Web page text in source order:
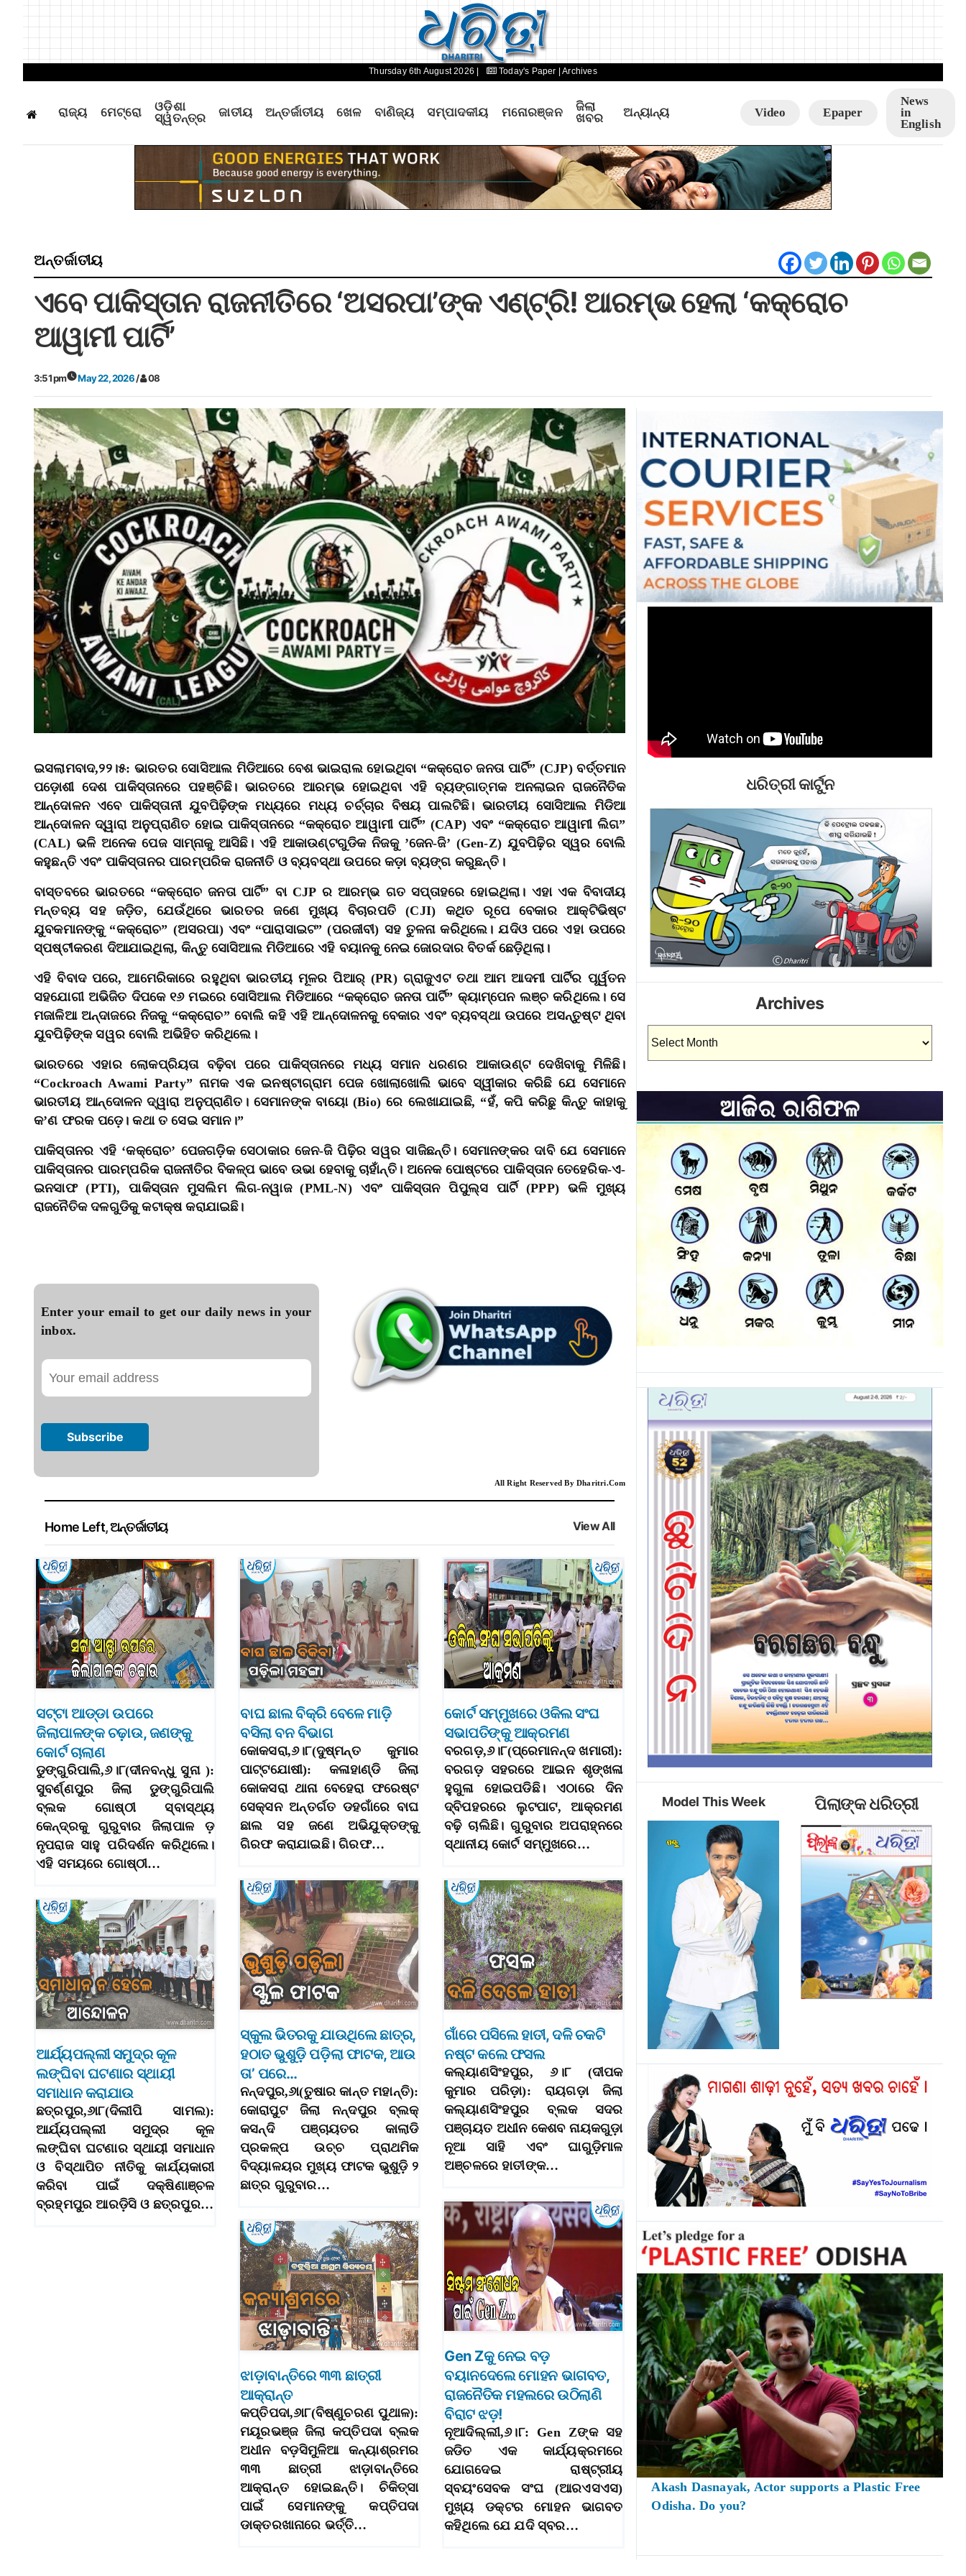
Thursday 6th August 2026 | Today's Paper | Archives
ରାଜ୍ୟ ମେଟ୍ରୋ
ଓଡ଼ିଶା
ସ୍ୱତନ୍ତ୍ର
ଜାତୀୟ ଅନ୍ତର୍ଜାତୀୟ ଖେଳ ବାଣିଜ୍ୟ ସମ୍ପାଦକୀୟ ମନୋରଞ୍ଜନ
ଜିଲା
ଖବର
ଅନ୍ୟାନ୍ୟ Video Epaper
News
in
English
ଅନ୍ତର୍ଜାତୀୟ
ଏବେ ପାକିସ୍ତାନ ରାଜନୀତିରେ ‘ଅସରପା’ଙ୍କ ଏଣ୍ଟ୍ରି! ଆରମ୍ଭ ହେଲା ‘କକ୍ରୋଚ
ଆୱାମୀ ପାର୍ଟି’
3:51 pm May 22, 2026/ 08
ଇସଲାମବାଦ,୨୨।୫: ଭାରତର ସୋସିଆଲ ମିଡିଆରେ ବେଶ ଭାଇରାଲ ହୋଇଥିବା “କକ୍ରୋଚ ଜନତା ପାର୍ଟି” (CJP) ବର୍ତ୍ତମାନ
ପଡ଼ୋଶୀ ଦେଶ ପାକିସ୍ତାନରେ ପହଞ୍ଚିଛି। ଭାରତରେ ଆରମ୍ଭ ହୋଇଥିବା ଏହି ବ୍ୟଙ୍ଗାତ୍ମକ ଅନଲାଇନ ରାଜନୈତିକ
ଆନ୍ଦୋଳନ ଏବେ ପାକିସ୍ତାନୀ ଯୁବପିଢ଼ିଙ୍କ ମଧ୍ୟରେ ମଧ୍ୟ ଚର୍ଚ୍ଚାର ବିଷୟ ପାଲଟିଛି। ଭାରତୀୟ ସୋସିଆଲ ମିଡିଆ
ଆନ୍ଦୋଳନ ଦ୍ୱାରା ଅନୁପ୍ରାଣିତ ହୋଇ ପାକିସ୍ତାନରେ “କକ୍ରୋଚ ଆୱାମୀ ପାର୍ଟି” (CAP) ଏବଂ “କକ୍ରୋଚ ଆୱାମୀ ଲିଗ”
(CAL) ଭଳି ଅନେକ ପେଜ ସାମ୍ନାକୁ ଆସିଛି। ଏହି ଆକାଉଣ୍ଟଗୁଡିକ ନିଜକୁ ’ଜେନ-ଜି’ (Gen-Z) ଯୁବପିଢ଼ିର ସ୍ୱର ବୋଲି
କହୁଛନ୍ତି ଏବଂ ପାକିସ୍ତାନର ପାରମ୍ପରିକ ରାଜନୀତି ଓ ବ୍ୟବସ୍ଥା ଉପରେ କଡ଼ା ବ୍ୟଙ୍ଗ କରୁଛନ୍ତି।
ବାସ୍ତବରେ ଭାରତରେ “କକ୍ରୋଚ ଜନତା ପାର୍ଟି” ବା CJP ର ଆରମ୍ଭ ଗତ ସପ୍ତାହରେ ହୋଇଥିଲା। ଏହା ଏକ ବିବାଦୀୟ
ମନ୍ତବ୍ୟ ସହ ଜଡ଼ିତ, ଯେଉଁଥିରେ ଭାରତର ଜଣେ ମୁଖ୍ୟ ବିଚାରପତି (CJI) କଥିତ ରୂପେ ବେକାର ଆକ୍ଟିଭିଷ୍ଟ
ଯୁବକମାନଙ୍କୁ “କକ୍ରୋଚ” (ଅସରପା) ଏବଂ “ପାରାସାଇଟ” (ପରଜୀବୀ) ସହ ତୁଳନା କରିଥିଲେ। ଯଦିଓ ପରେ ଏହା ଉପରେ
ସ୍ପଷ୍ଟୀକରଣ ଦିଆଯାଇଥିଲା, କିନ୍ତୁ ସୋସିଆଲ ମିଡିଆରେ ଏହି ବୟାନକୁ ନେଇ ଜୋରଦାର ବିତର୍କ ଛେଡ଼ିଥିଲା।
ଏହି ବିବାଦ ପରେ, ଆମେରିକାରେ ରହୁଥିବା ଭାରତୀୟ ମୂଳର ପିଆର୍‌ (PR) ଗ୍ରାଜୁଏଟ ତଥା ଆମ ଆଦମୀ ପାର୍ଟିର ପୂର୍ୱତନ
ସହଯୋଗୀ ଅଭିଜିତ ଦିପକେ ୧୬ ମଇରେ ସୋସିଆଲ ମିଡିଆରେ “କକ୍ରୋଚ ଜନତା ପାର୍ଟି” କ୍ୟାମ୍ପେନ ଲଞ୍ଚ କରିଥିଲେ। ସେ
ମଜାଳିଆ ଅନ୍ଦାଜରେ ନିଜକୁ “କକ୍ରୋଚ” ବୋଲି କହି ଏହି ଆନ୍ଦୋଳନକୁ ବେକାର ଏବଂ ବ୍ୟବସ୍ଥା ଉପରେ ଅସନ୍ତୁଷ୍ଟ ଥିବା
ଯୁବପିଢ଼ିଙ୍କ ସୱର ବୋଲି ଅଭିହିତ କରିଥିଲେ।
ଭାରତରେ ଏହାର ଲୋକପ୍ରିୟତା ବଢ଼ିବା ପରେ ପାକିସ୍ତାନରେ ମଧ୍ୟ ସମାନ ଧରଣର ଆକାଉଣ୍ଟ ଦେଖିବାକୁ ମିଳିଛି।
“Cockroach Awami Party” ନାମକ ଏକ ଇନଷ୍ଟାଗ୍ରାମ ପେଜ ଖୋଲାଖୋଲି ଭାବେ ସ୍ୱୀକାର କରିଛି ଯେ ସେମାନେ
ଭାରତୀୟ ଆନ୍ଦୋଳନ ଦ୍ୱାରା ଅନୁପ୍ରାଣିତ। ସେମାନଙ୍କ ବାୟୋ (Bio) ରେ ଲେଖାଯାଇଛି, “ହଁ, କପି କରିଛୁ କିନ୍ତୁ କାହାକୁ
କ’ଣ ଫରକ ପଡ଼େ। କଥା ତ ସେଇ ସମାନ।”
ପାକିସ୍ତାନର ଏହି ‘କକ୍ରୋଚ’ ପେଜଗଡ଼ିକ ସେଠାକାର ଜେନ-ଜି ପିଢ଼ିର ସୱର ସାଜିଛନ୍ତି। ସେମାନଙ୍କର ଦାବି ଯେ ସେମାନେ
ପାକିସ୍ତାନର ପାରମ୍ପରିକ ରାଜନୀତିର ବିକଳ୍ପ ଭାବେ ଉଭା ହେବାକୁ ଚାହାଁନ୍ତି। ଅନେକ ପୋଷ୍ଟରେ ପାକିସ୍ତାନ ତେହେରିକ-ଏ-
ଇନସାଫ (PTI), ପାକିସ୍ତାନ ମୁସଲିମ ଲିଗ-ନୱାଜ (PML-N) ଏବଂ ପାକିସ୍ତାନ ପିପୁଲ୍ସ ପାର୍ଟି (PPP) ଭଳି ମୁଖ୍ୟ
ରାଜନୈତିକ ଦଳଗୁଡିକୁ କଟାକ୍ଷ କରାଯାଇଛି।
Enter your email to get our daily news in your
inbox.
All Right Reserved By Dharitri.Com
Home Left,ଅନ୍ତର୍ଜାତୀୟ View All
ସଟ୍ଟା ଆଡ୍ଡା ଉପରେ
ଜିଲାପାଳଙ୍କ ଚଢ଼ାଉ, ଜଣଙ୍କୁ
କୋର୍ଟ ଚାଲାଣ
ଡୁଙ୍ଗୁରିପାଲି,୬।୮(ଦୀନବନ୍ଧୁ ସୁନା ):
ସୁବର୍ଣ୍ଣପୁର ଜିଲା ଡୁଙ୍ଗୁରିପାଲି
ବ୍ଲକ ଗୋଷ୍ଠୀ ସ୍ବାସ୍ଥ୍ୟ
କେନ୍ଦ୍ରକୁ ଗୁରୁବାର ଜିଲାପାଳ ଡ଼
ନୃପରାଜ ସାହୁ ପରିଦର୍ଶନ କରିଥିଲେ।
ଏହି ସମୟରେ ଗୋଷ୍ଠୀ…
ବାଘ ଛାଲ ବିକ୍ରି ବେଳେ ମାଡ଼ି
ବସିଲା ବନ ବିଭାଗ
କୋକସରା,୬।୮(ଦୁଷ୍ମନ୍ତ କୁମାର
ପାଟ୍ଟଯୋଷୀ): କଳାହାଣ୍ଡି ଜିଲା
କୋକସରା ଥାନା ବେହେରା ଫରେଷ୍ଟ
ସେକ୍ସନ ଅନ୍ତର୍ଗତ ଡହଗାଁରେ ବାଘ
ଛାଲ ସହ ଜଣେ ଅଭିଯୁକ୍ତଙ୍କୁ
ଗିରଫ କରାଯାଇଛି। ଗିରଫ…
କୋର୍ଟ ସମ୍ମୁଖରେ ଓକିଲ ସଂଘ
ସଭାପତିଙ୍କୁ ଆକ୍ରମଣ
ବରଗଡ଼,୬।୮(ପ୍ରେମାନନ୍ଦ ଖମାରୀ):
ବରଗଡ଼ ସହରରେ ଆଇନ ଶୃଙ୍ଖଳା
ହୁଗୁଳା ହୋଇପଡିଛି। ଏଠାରେ ଦିନ
ଦ୍ବିପହରରେ ଲୁଟପାଟ, ଆକ୍ରମଣ
ବଢ଼ି ଚାଲିଛି। ଗୁରୁବାର ଅପରାହ୍ନରେ
ସ୍ଥାନୀୟ କୋର୍ଟ ସମ୍ମୁଖରେ…
ସ୍କୁଲ ଭିତରକୁ ଯାଉଥିଲେ ଛାତ୍ର,
ହଠାତ ଭୁଶୁଡ଼ି ପଡ଼ିଲା ଫାଟକ, ଆଉ
ତା’ ପରେ…
ନନ୍ଦପୁର,୬ା(ତୁଷାର କାନ୍ତ ମହାନ୍ତି):
କୋରାପୁଟ ଜିଲା ନନ୍ଦପୁର ବ୍ଲକ୍‌
କସନ୍ଦି ପଞ୍ଚାୟତର କାଲାଡି
ପ୍ରକଳ୍ପ ଉଚ୍ଚ ପ୍ରାଥମିକ
ବିଦ୍ୟାଳୟର ମୁଖ୍ୟ ଫାଟକ ଭୁଶୁଡ଼ି ୨
ଛାତ୍ର ଗୁରୁବାର…
ଗାଁରେ ପସିଲେ ହାତୀ, ଦଳି ଚକଟି
ନଷ୍ଟ କଲେ ଫସଲ
କଲ୍ୟାଣସିଂହପୁର, ୬।୮ (ଦୀପକ
କୁମାର ପରିଡ଼ା): ରାୟଗଡ଼ା ଜିଲା
କଲ୍ୟାଣସିଂହପୁର ବ୍ଲକ ସଦର
ପଞ୍ଚାୟତ ଅଧୀନ କେଶବ ନାୟକଗୁଡ଼ା
ନୂଆ ସାହି ଏବଂ ଘାଗୁଡ଼ିମାଳ
ଅଞ୍ଚଳରେ ହାତୀଙ୍କ…
ଆର୍ଯ୍ୟପଲ୍ଲୀ ସମୁଦ୍ର କୂଳ
ଲଙ୍ଘିବା ଘଟଣାର ସ୍ଥାୟୀ
ସମାଧାନ କରାଯାଉ
ଛତ୍ରପୁର,୬ା୮(ଦିଲୀପି ସାମଲ):
ଆର୍ଯ୍ୟପଲ୍ଲୀ ସମୁଦ୍ର କୂଳ
ଲଙ୍ଘିବା ଘଟଣାର ସ୍ଥାୟୀ ସମାଧାନ
ଓ ବିସ୍ଥାପିତ ନୀତିକୁ କାର୍ଯ୍ୟକାରୀ
କରିବା ପାଇଁ ଦକ୍ଷିଣାଞ୍ଚଳ
ବ୍ରହ୍ମପୁର ଆରଡ଼ିସି ଓ ଛତ୍ରପୁର…
Gen Zକୁ ନେଇ ବଡ଼
ବୟାନଦେଲେ ମୋହନ ଭାଗବତ,
ରାଜନୈତିକ ମହଲରେ ଉଠିଲାଣି
ବିରାଟ ଝଡ଼!
ନୂଆଦିଲ୍ଲୀ,୬।୮: Gen Zଙ୍କ ସହ
ଜଡିତ ଏକ କାର୍ଯ୍ୟକ୍ରମରେ
ଯୋଗଦେଇ ରାଷ୍ଟ୍ରୀୟ
ସ୍ବୟଂସେବକ ସଂଘ (ଆରଏସଏସ)
ମୁଖ୍ୟ ଡକ୍ଟର ମୋହନ ଭାଗବତ
କହିଥିଲେ ଯେ ଯଦି ସ୍ବର…
ଝାଡ଼ାବାନ୍ତିରେ ୩୩ ଛାତ୍ରୀ
ଆକ୍ରାନ୍ତ
କପ୍ତିପଦା,୬ା୮(ବିଷ୍ଣୁଚରଣ ପୁଥାଳ):
ମୟୂରଭଞ୍ଜ ଜିଲା କପ୍ତିପଦା ବ୍ଲକ
ଅଧୀନ ବଡ଼ସିମୁଳିଆ କନ୍ୟାଶ୍ରମର
୩୩ ଛାତ୍ରୀ ଝାଡ଼ାବାନ୍ତିରେ
ଆକ୍ରାନ୍ତ ହୋଇଛନ୍ତି। ଚିକିତ୍ସା
ପାଇଁ ସେମାନଙ୍କୁ କପ୍ତିପଦା
ଡାକ୍ତରଖାନାରେ ଭର୍ତ୍ତି…
ଧରିତ୍ରୀ କାର୍ଟୁନ
Archives
Archives
Model This Week ପିଲାଙ୍କ ଧରିତ୍ରୀ
Akash Dasnayak, Actor supports a Plastic Free
Odisha. Do you?